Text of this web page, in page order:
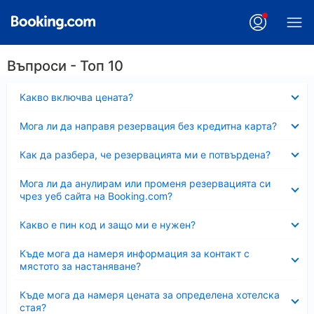
Въпроси - Топ 10
Какво включва цената?
Мога ли да направя резервация без кредитна карта?
Как да разбера, че резервацията ми е потвърдена?
Мога ли да анулирам или променя резервацията си
чрез уеб сайта на Booking.com?
Какво е пин код и защо ми е нужен?
Къде мога да намеря информация за контакт с
мястото за настаняване?
Къде мога да намеря цената за определена хотелска
стая?